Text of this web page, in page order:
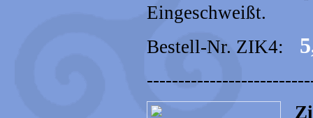
Eingeschweißt.
Bestell-Nr. ZIK4: